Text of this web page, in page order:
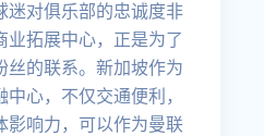
迷对俱乐部的忠诚度非
业拓展中心，正是为了
丝的联系。新加坡作为
心，不仅交通便利，
影响力，可以作为曼联